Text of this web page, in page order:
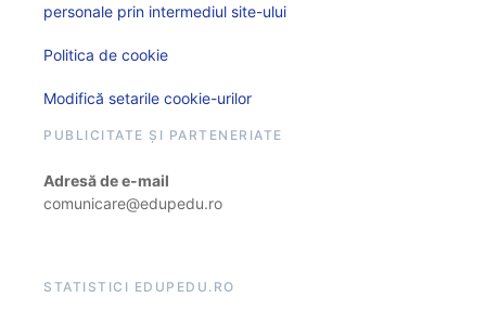
personale prin intermediul site-ului
Politica de cookie
Modifică setarile cookie-urilor
PUBLICITATE ȘI PARTENERIATE
Adresă de e-mail
comunicare@edupedu.ro
STATISTICI EDUPEDU.RO